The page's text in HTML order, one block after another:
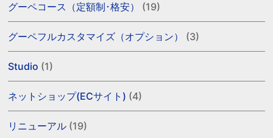
グーペコース（定額制･格安） (19)
グーペフルカスタマイズ（オプション） (3)
Studio (1)
ネットショップ(ECサイト) (4)
リニューアル (19)